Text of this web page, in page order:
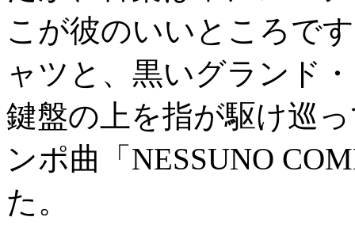
こが彼のいいところで
ャツと、黒いグランド
鍵盤の上を指が駆け巡
ンポ曲「NESSUNO
た。